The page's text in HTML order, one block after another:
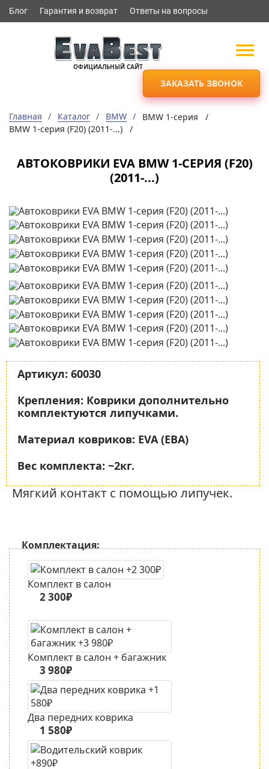
Блог Гарантия и возврат Ответы на вопросы
ОФИЦИАЛЬНЫЙ САЙТ
ЗАКАЗАТЬ ЗВОНОК
Главная Каталог BMW
BMW 1-серия /
BMW 1-серия (F20) (2011-...) /
АВТОКОВРИКИ EVA BMW 1-СЕРИЯ (F20)
(2011-...)
Артикул: 60030
Крепления: Коврики дополнительно
комплектуются липучками.
Материал ковриков: EVA (ЕВА)
Вес комплекта: ~2кг.
Мягкий контакт с помощью липучек.
Комплектация:
Комплект в салон
2 300₽
Комплект в салон + багажник
3 980₽
Два передних коврика
1 580₽